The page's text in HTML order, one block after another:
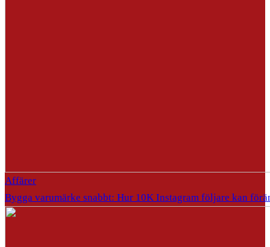
Affärer
Bygga varumärke snabbt: Hur 10K Instagram följare kan